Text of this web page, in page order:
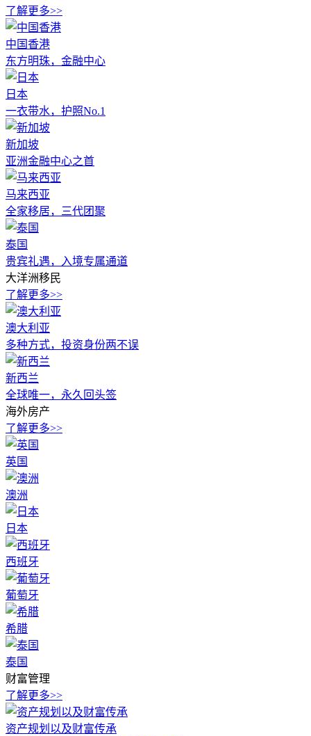
了解更多>>
中国香港
东方明珠，金融中心
日本
一衣带水，护照No.1
新加坡
亚洲金融中心之首
马来西亚
全家移居，三代团聚
泰国
贵宾礼遇，入境专属通道
大洋洲移民
了解更多>>
澳大利亚
多种方式，投资身份两不误
新西兰
全球唯一，永久回头签
海外房产
了解更多>>
英国
澳洲
日本
西班牙
葡萄牙
希腊
泰国
财富管理
了解更多>>
资产规划以及财富传承